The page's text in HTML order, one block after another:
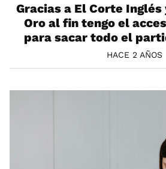
Gracias a El Corte Inglés
Oro al fin tengo el
para sacar todo el
HACE 2 AÑOS